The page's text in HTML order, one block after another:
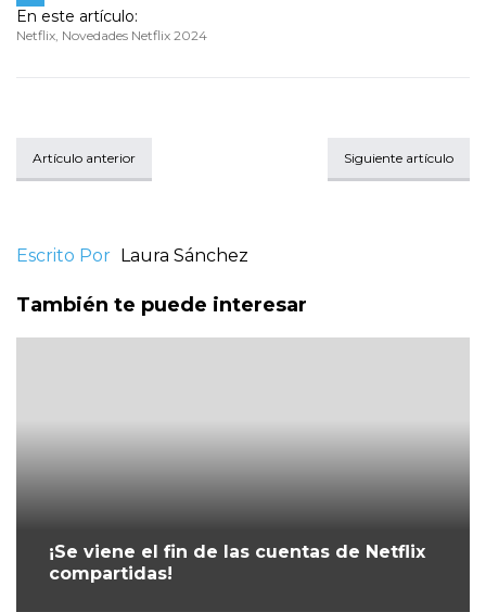
En este artículo:
Netflix, Novedades Netflix 2024
Artículo anterior Siguiente artículo
Escrito Por Laura Sánchez
También te puede interesar
¡Se viene el fin de las cuentas de Netflix
compartidas!